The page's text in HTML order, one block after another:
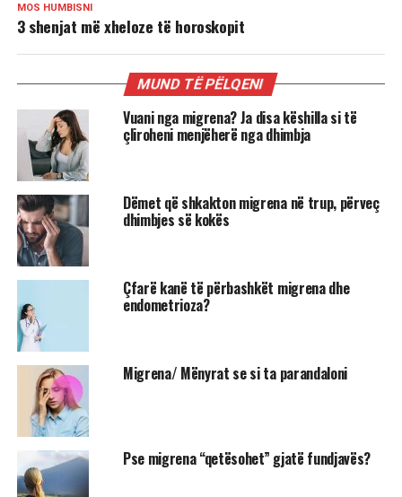
MOS HUMBISNI
3 shenjat më xheloze të horoskopit
MUND TË PËLQENI
Vuani nga migrena? Ja disa këshilla si të
çliroheni menjëherë nga dhimbja
Dëmet që shkakton migrena në trup, përveç
dhimbjes së kokës
Çfarë kanë të përbashkët migrena dhe
endometrioza?
Migrena/ Mënyrat se si ta parandaloni
Pse migrena “qetësohet” gjatë fundjavës?